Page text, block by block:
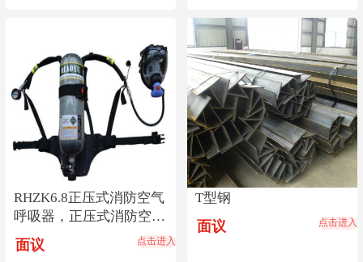
RHZK6.8正压式消防空气
呼吸器，正压式消防空气
呼吸器价格低
面议 点击进入
T型钢
面议 点击进入